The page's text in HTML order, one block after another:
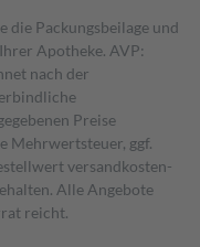
die Packungsbeilage und
Apotheke. AVP:
nach der
Preise
Mehrwertsteuer, ggf.
versand­kosten­
Alle Angebote
reicht.